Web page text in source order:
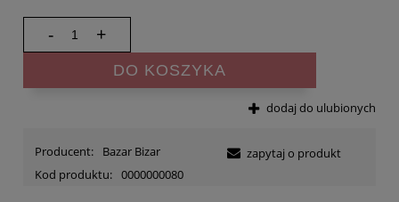
- +
DO KOSZYKA
dodaj do ulubionych
Producent:
Bazar Bizar
Kod produktu: 0000000080
zapytaj o produkt